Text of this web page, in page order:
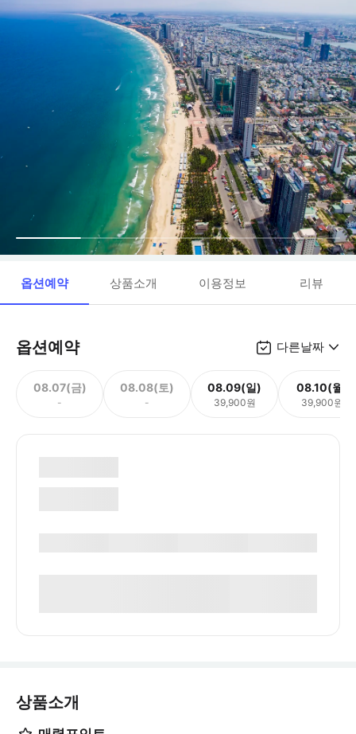
옵션예약 상품소개 이용정보 리뷰
옵션예약 다른날짜
08.07(금)
-
08.08(토)
-
08.09(일)
39,900원
08.10(월)
39,900원
상품소개